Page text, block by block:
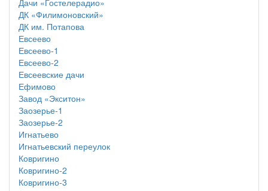
Дачи «Гостелерадио»
ДК «Филимоновский»
ДК им. Потапова
Евсеево
Евсеево-1
Евсеево-2
Евсеевские дачи
Ефимово
Завод «Экситон»
Заозерье-1
Заозерье-2
Игнатьево
Игнатьевский переулок
Ковригино
Ковригино-2
Ковригино-3